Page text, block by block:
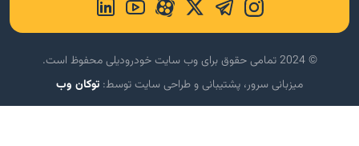
© 2024 تمامی حقوق برای وب سایت خودرودیلی محفوظ است.
میزبانی سرور، پشتیبانی و طراحی سایت توسط: توکان وب